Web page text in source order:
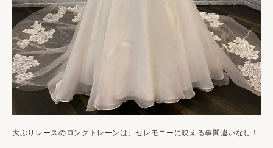
大ぶりレースのロングトレーンは、セレモニーに映える事間違いなし！